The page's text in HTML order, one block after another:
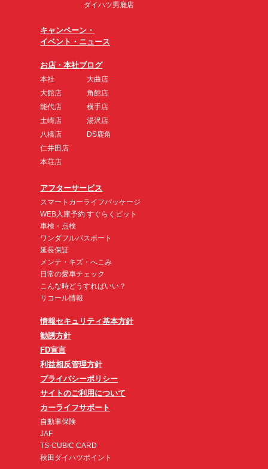
ダイハツ男鹿店
キャンペーン・
イベント・ニュース
お店・本社ブログ
本社
大館店
能代店
土崎店
八橋店
仁井田店
本荘店
大曲店
角館店
横手店
湯沢店
DS鹿角
アフターサービス
スマートカーライフパッケージ
WEB入庫予約 すぐらくピット
車検・点検
ワンダフルパスポート
延長保証
メンテ・キズ・へこみ
日常の愛車チェック
こんな時どうすればいい？
リコール情報
情報セキュリティ基本方針
勧誘方針
FD宣言
利益相反管理方針
プライバシーポリシー
サイトのご利用について
カーライフサポート
自動車保険
JAF
TS-CUBIC CARD
秋田ダイハツポイント